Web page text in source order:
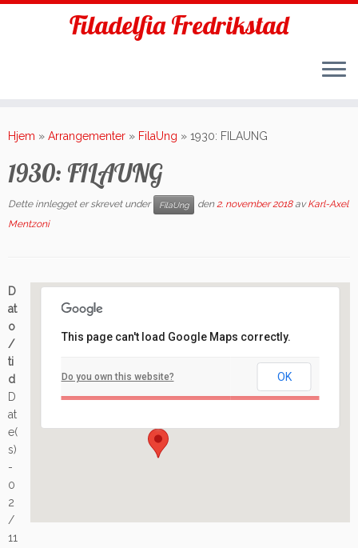
to
Filadelfia Fredrikstad
Hjem » Arrangementer » FilaUng » 1930: FILAUNG
1930: FILAUNG
Dette innlegget er skrevet under FilaUng den2. november 2018 avKarl-Axel
Mentzoni
Arrangement
This page can't load Google Maps correctly.
Do you own this website? OK
D
at
o
/
ti
d
D
at
e(
s)
-
0
2
/
11